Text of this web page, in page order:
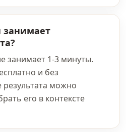
занимает
занимает 1-3 минуты.
и без
результата можно
его в контексте